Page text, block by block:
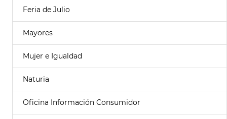
Feria de Julio
Mayores
Mujer e Igualdad
Naturia
Oficina Información Consumidor